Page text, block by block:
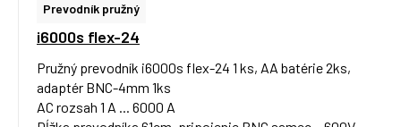
Prevodník pružný
i6000s flex-24
Pružný prevodník i6000s flex-24 1 ks, AA batérie 2ks,
adaptér BNC-4mm 1ks
AC rozsah 1 A ... 6000 A